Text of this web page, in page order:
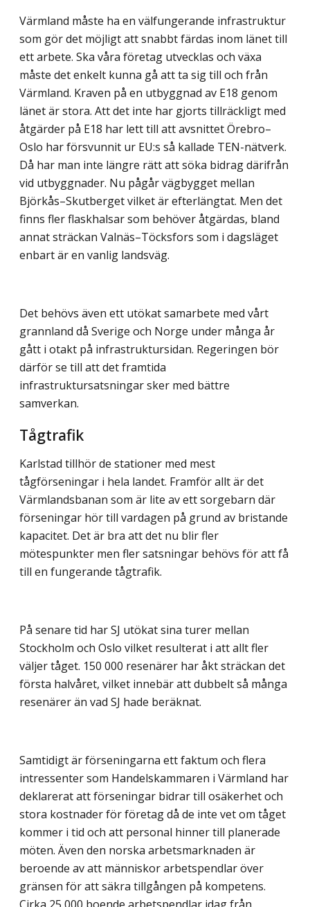
Värmland måste ha en välfungerande infrastruktur
som gör det möjligt att snabbt färdas inom länet till
ett arbete. Ska våra företag utvecklas och växa
måste det enkelt kunna gå att ta sig till och från
Värmland. Kraven på en utbyggnad av E18 genom
länet är stora. Att det inte har gjorts tillräckligt med
åtgärder på E18 har lett till att avsnittet Örebro–
Oslo har försvunnit ur EU:s så kallade TEN-nätverk.
Då har man inte längre rätt att söka bidrag därifrån
vid utbyggnader. Nu pågår vägbygget mellan
Björkås–Skutberget vilket är efterlängtat. Men det
finns fler flaskhalsar som behöver åtgärdas, bland
annat sträckan Valnäs–Töcksfors som i dagsläget
enbart är en vanlig landsväg.
Det behövs även ett utökat samarbete med vårt
grannland då Sverige och Norge under många år
gått i otakt på infrastruktursidan. Regeringen bör
därför se till att det framtida
infrastruktursatsningar sker med bättre
samverkan.
Tågtrafik
Karlstad tillhör de stationer med mest
tågförseningar i hela landet. Framför allt är det
Värmlandsbanan som är lite av ett sorgebarn där
förseningar hör till vardagen på grund av bristande
kapacitet. Det är bra att det nu blir fler
mötespunkter men fler satsningar behövs för att få
till en fungerande tågtrafik.
På senare tid har SJ utökat sina turer mellan
Stockholm och Oslo vilket resulterat i att allt fler
väljer tåget. 150 000 resenärer har åkt sträckan det
första halvåret, vilket innebär att dubbelt så många
resenärer än vad SJ hade beräknat.
Samtidigt är förseningarna ett faktum och flera
intressenter som Handelskammaren i Värmland har
deklarerat att förseningar bidrar till osäkerhet och
stora kostnader för företag då de inte vet om tåget
kommer i tid och att personal hinner till planerade
möten. Även den norska arbetsmarknaden är
beroende av att människor arbetspendlar över
gränsen för att säkra tillgången på kompetens.
Cirka 25 000 boende arbetspendlar idag från